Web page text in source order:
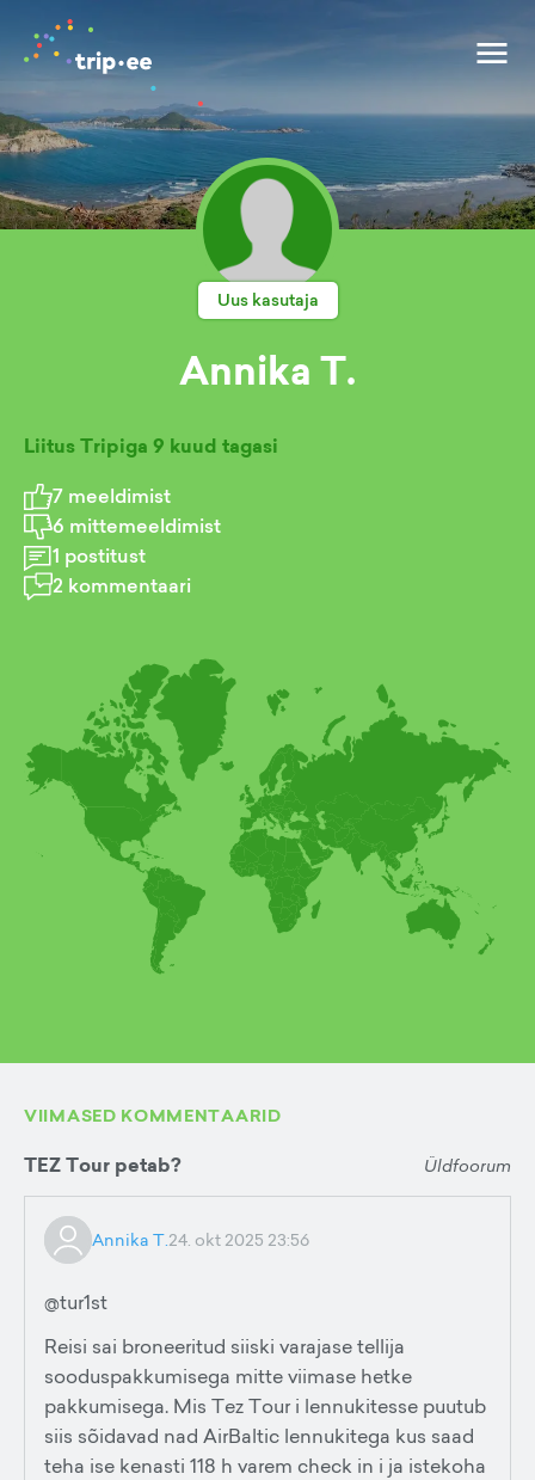
Uus kasutaja
Annika T.
Liitus Tripiga 9 kuud tagasi
7 meeldimist
6 mittemeeldimist
1 postitust
2 kommentaari
VIIMASED KOMMENTAARID
TEZ Tour petab? Üldfoorum
Annika T.24. okt 2025 23:56
@tur1st
Reisi sai broneeritud siiski varajase tellija
sooduspakkumisega mitte viimase hetke
pakkumisega. Mis Tez Tour i lennukitesse puutub
siis sõidavad nad AirBaltic lennukitega kus saad
teha ise kenasti 118 h varem check in i ja istekoha